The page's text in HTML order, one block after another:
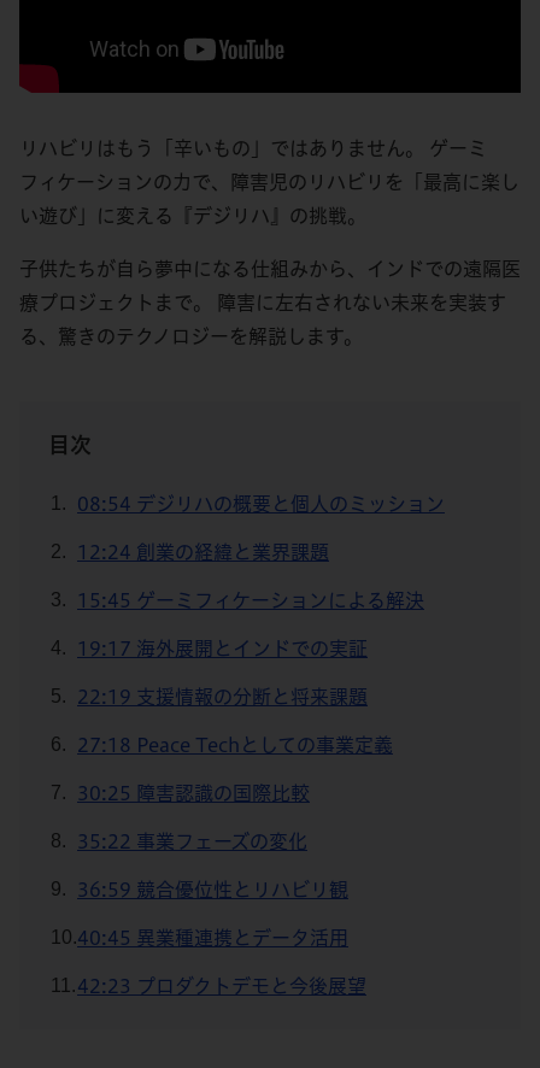
リハビリはもう「辛いもの」ではありません。 ゲーミ
フィケーションの力で、障害児のリハビリを「最高に楽し
い遊び」に変える『デジリハ』の挑戦。
子供たちが自ら夢中になる仕組みから、インドでの遠隔医
療プロジェクトまで。 障害に左右されない未来を実装す
る、驚きのテクノロジーを解説します。
目次
08:54 デジリハの概要と個人のミッション
12:24 創業の経緯と業界課題
15:45 ゲーミフィケーションによる解決
19:17 海外展開とインドでの実証
22:19 支援情報の分断と将来課題
27:18 Peace Techとしての事業定義
30:25 障害認識の国際比較
35:22 事業フェーズの変化
36:59 競合優位性とリハビリ観
40:45 異業種連携とデータ活用
42:23 プロダクトデモと今後展望